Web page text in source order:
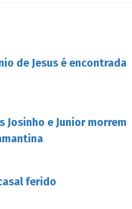
de Jesus é encontrada
Josinho e Junior morrem
ferido